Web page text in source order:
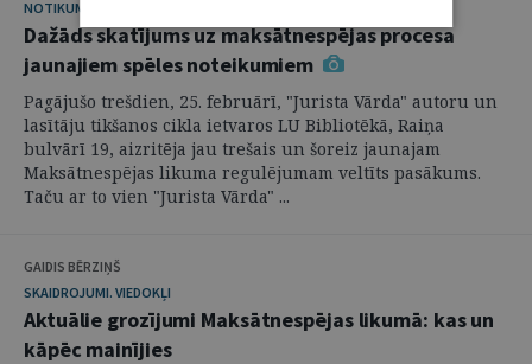
NOTIKUMS
Dažāds skatījums uz maksātnespējas procesa
jaunajiem spēles noteikumiem
Pagājušo trešdien, 25. februārī, "Jurista Vārda" autoru un
lasītāju tikšanos cikla ietvaros LU Bibliotēkā, Raiņa
bulvārī 19, aizritēja jau trešais un šoreiz jaunajam
Maksātnespējas likuma regulējumam veltīts pasākums.
Taču ar to vien "Jurista Vārda" ...
GAIDIS BĒRZIŅŠ
SKAIDROJUMI. VIEDOKĻI
Aktuālie grozījumi Maksātnespējas likumā: kas un
kāpēc mainījies